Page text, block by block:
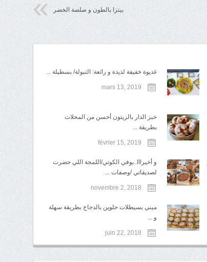
بيتزا بالطون و صلصة الخضر
غديوة خفيفة لذيذة و رائعة: التبولة/ بسطيلة ...
mars 13, 2019
خبز الدار بالزيتون أحسن من المحلات
بطريقة ...
février 15, 2019
و أخيرااا..بوفي الكوتي/اللمجة اللي حضرت
لصديقاتي /وصفات ...
novembre 2, 2018
ميني بسيطلات حلوين بالدجاج بطريقة سهلة
و ...
juin 22, 2018